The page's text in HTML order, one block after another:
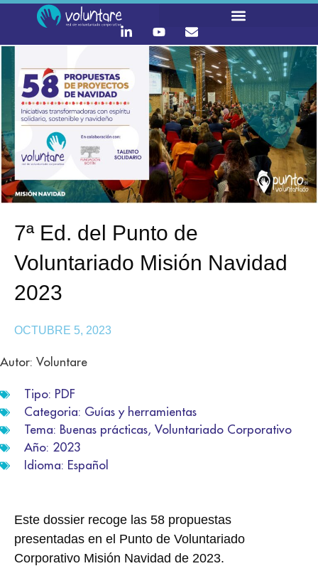
7ª Ed. del Punto de
Voluntariado Misión Navidad
2023
OCTUBRE 5, 2023
Autor: Voluntare
Tipo: PDF
Categoria: Guías y herramientas
Tema: Buenas prácticas, Voluntariado Corporativo
Año: 2023
Idioma: Español
Este dossier recoge las 58 propuestas
presentadas en el Punto de Voluntariado
Corporativo Misión Navidad de 2023.